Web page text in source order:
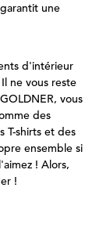
une
d'intérieur
ne vous reste
vous
des
T-shirts et des
ensemble si
! Alors,
!